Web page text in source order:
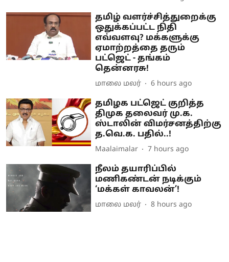
தமிழ் வளர்ச்சித்துறைக்கு
ஒதுக்கப்பட்ட நிதி
எவ்வளவு? மக்களுக்கு
ஏமாற்றத்தை தரும்
பட்ஜெட் - தங்கம்
தென்னரசு!
மாலை மலர் 6 hours ago
தமிழக பட்ஜெட் குறித்த
திமுக தலைவர் மு.க.
ஸ்டாலின் விமர்சனத்திற்கு
த.வெ.க. பதில்..!
Maalaimalar 7 hours ago
நீலம் தயாரிப்பில்
மணிகண்டன் நடிக்கும்
‘மக்கள் காவலன்’!
மாலை மலர் 8 hours ago